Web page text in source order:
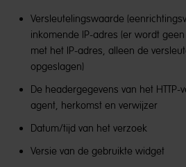
Versleutelingswaarde
inkomende IP-adres (er wordt
met het IP-adres, alleen de
opgeslagen)
De headergegevens van het
agent, herkomst en verwijzer
Datum/tijd van het verzoek
Versie van de gebruikte widget